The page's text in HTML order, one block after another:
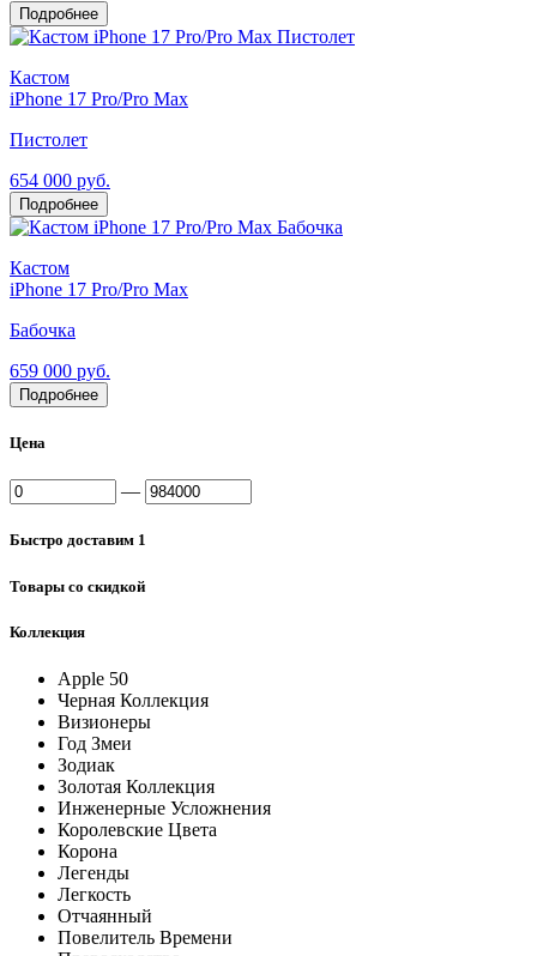
Подробнее
Кастом
iPhone 17 Pro/Pro Max
Пистолет
654 000 руб.
Подробнее
Кастом
iPhone 17 Pro/Pro Max
Бабочка
659 000 руб.
Подробнее
Цена
—
Быстро доставим 1
Товары со скидкой
Коллекция
Apple 50
Черная Коллекция
Визионеры
Год Змеи
Зодиак
Золотая Коллекция
Инженерные Усложнения
Королевские Цвета
Корона
Легенды
Легкость
Отчаянный
Повелитель Времени